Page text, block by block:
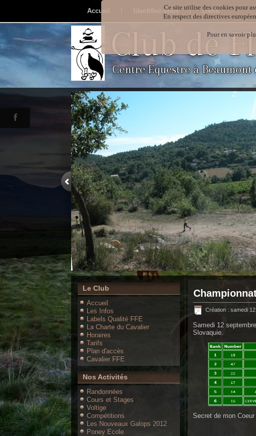
Ce site utilise des cookies pour
En respect des directives
Pour en savoir
Club de
Centre Equestre à Beaumont
Accueil Identifiez-vous Liens
Le Club
Accueil
Les Infos
Labels Qualité FFE
La Charte du Cavalier
Horaires
Tarifs
Plan d'accès
Cavalier FFE
Nos Activités
Randonnées
Cours et Stages
Voltige
Compétitions
Les Nouveaux Galops 2012
Poney Ecole
Création : samedi
Samedi 12
Slovaquie.
Secret de mon